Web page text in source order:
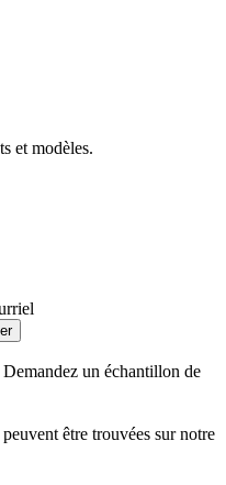
et modèles.
un échantillon de
être trouvées sur notre